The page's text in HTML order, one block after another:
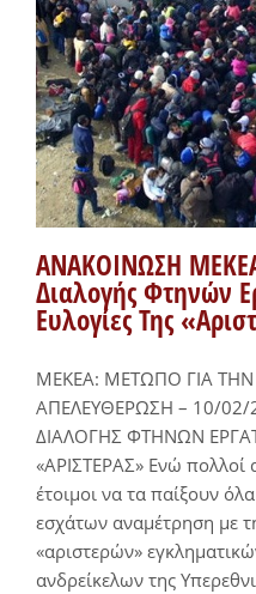
ΑΝΑΚΟΙΝΩΣΗ
Διαλογής Φτηνών
Ευλογίες Της
ΜΕΚΕΑ: ΜΕΤΩΠΟ ΓΙΑ ΤΗΝ
ΑΠΕΛΕΥΘΕΡΩΣΗ – 10/
ΔΙΑΛΟΓΗΣ ΦΤΗΝΩΝ
«ΑΡΙΣΤΕΡΑΣ» Ενώ πολλοί
έτοιμοι να τα παίξουν
εσχάτων αναμέτρηση με
«αριστερών»
ανδρείκελων της